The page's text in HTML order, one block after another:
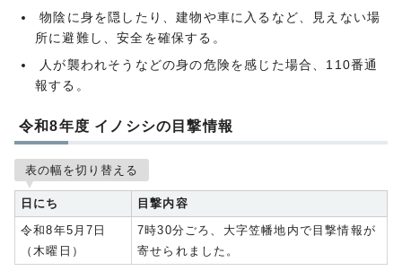
物陰に身を隠したり、建物や車に入るなど、見えない場
所に避難し、安全を確保する。
人が襲われそうなどの身の危険を感じた場合、110番通
報する。
令和8年度 イノシシの目撃情報
表の幅を切り替える
日にち
目撃内容
令和8年5月7日
（木曜日）
7時30分ごろ、大字笠幡地内で目撃情報が
寄せられました。